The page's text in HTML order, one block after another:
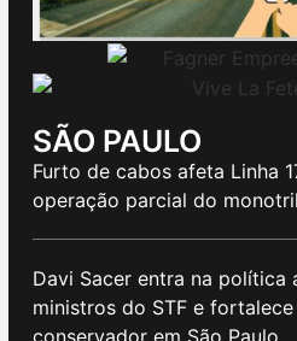
SÃO PAULO
Furto de cabos afeta Linha
operação parcial do
Davi Sacer entra na política
ministros do STF e